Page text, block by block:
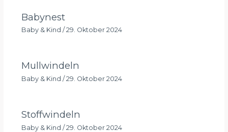
Babynest
Baby & Kind / 29. Oktober 2024
Mullwindeln
Baby & Kind / 29. Oktober 2024
Stoffwindeln
Baby & Kind /29. Oktober 2024